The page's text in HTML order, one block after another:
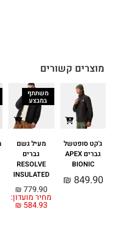
מוצרים קשורים
ג'קט סופטשל
גברים APEX
BIONIC
₪ 849.90
משתתף
במבצע
מעיל גשם
גברים
RESOLVE
INSULATED
מחיר מועדון:
₪ 584.93
₪ 779.90